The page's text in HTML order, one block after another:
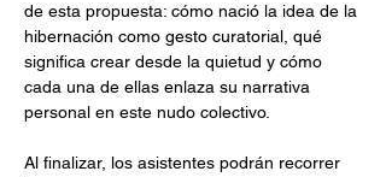
de esta propuesta: cómo nació la idea de la
hibernación como gesto curatorial, qué
significa crear desde la quietud y cómo
cada una de ellas enlaza su narrativa
personal en este nudo colectivo.
Al finalizar, los asistentes podrán recorrer